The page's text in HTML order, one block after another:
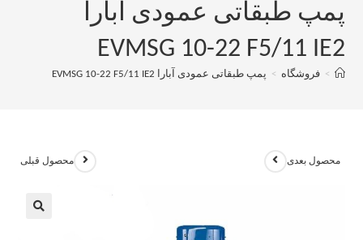
پمپ طبقاتی عمودی آبارا
EVMSG 10-22 F5/11 IE2
> فروشگاه > پمپ طبقاتی عمودی آبارا EVMSG 10-22 F5/11 IE2
محصول قبلی محصول بعدی